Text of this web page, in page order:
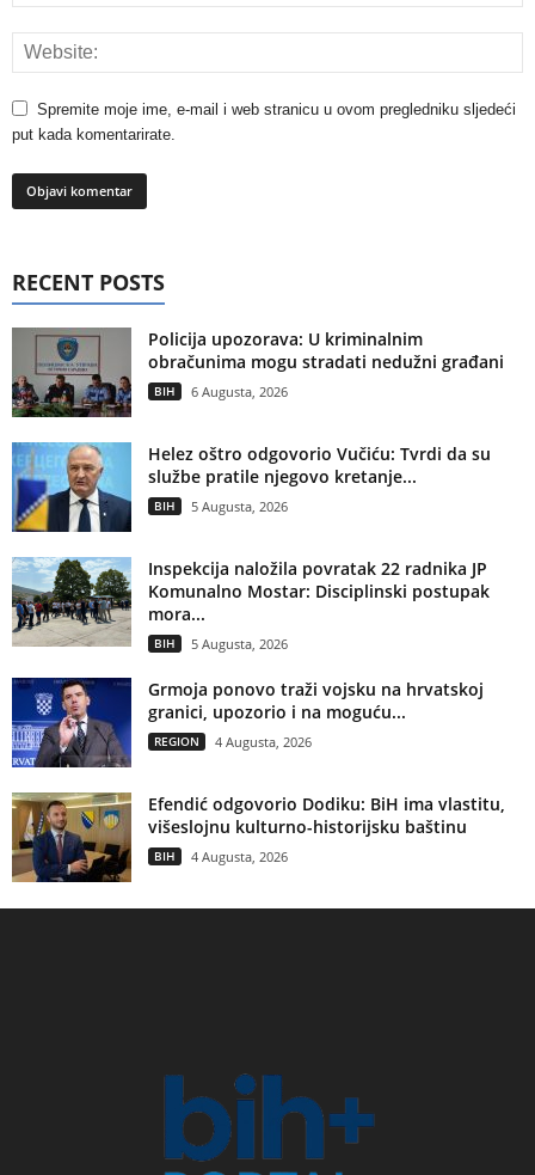
Spremite moje ime, e-mail i web stranicu u ovom pregledniku sljedeći
put kada komentarirate.
RECENT POSTS
Policija upozorava: U kriminalnim
obračunima mogu stradati nedužni građani
BIH 6 Augusta, 2026
Helez oštro odgovorio Vučiću: Tvrdi da su
službe pratile njegovo kretanje...
BIH 5 Augusta, 2026
Inspekcija naložila povratak 22 radnika JP
Komunalno Mostar: Disciplinski postupak
mora...
BIH 5 Augusta, 2026
Grmoja ponovo traži vojsku na hrvatskoj
granici, upozorio i na moguću...
REGION 4 Augusta, 2026
Efendić odgovorio Dodiku: BiH ima vlastitu,
višeslojnu kulturno-historijsku baštinu
BIH 4 Augusta, 2026